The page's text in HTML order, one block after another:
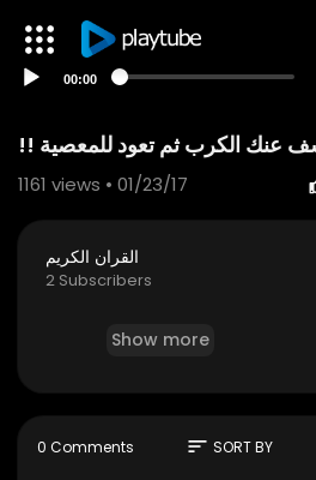
00:00
1161 views • 01/23/17
القران الكريم
2 Subscribers
Show more
0 Comments sort SORT BY